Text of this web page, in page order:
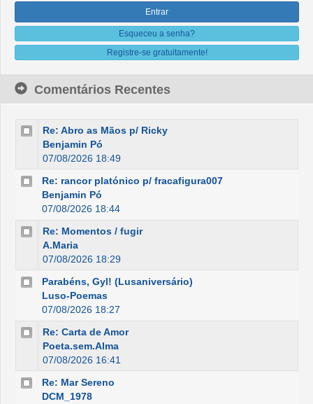
Esqueceu a senha?
Registre-se gratuitamente!
Comentários Recentes
Re: Abro as Mãos p/ Ricky
Benjamin Pó
07/08/2026 18:49
Re: rancor platónico p/ fracafigura007
Benjamin Pó
07/08/2026 18:44
Re: Momentos / fugir
A.Maria
07/08/2026 18:29
Parabéns, Gyl! (Lusaniversário)
Luso-Poemas
07/08/2026 18:27
Re: Carta de Amor
Poeta.sem.Alma
07/08/2026 16:41
Re: Mar Sereno
DCM_1978